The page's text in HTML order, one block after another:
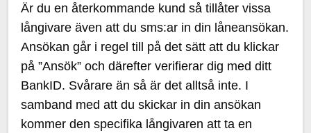
Är du en återkommande kund så tillåter vissa
långivare även att du sms:ar in din låneansökan.
Ansökan går i regel till på det sätt att du klickar
på ”Ansök” och därefter verifierar dig med ditt
BankID. Svårare än så är det alltså inte. I
samband med att du skickar in din ansökan
kommer den specifika långivaren att ta en